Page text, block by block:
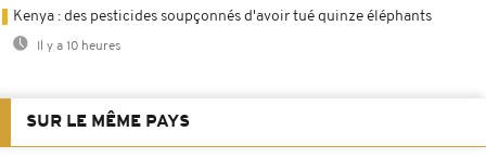
Kenya : des pesticides soupçonnés d'avoir tué quinze éléphants
Il y a 10 heures
SUR LE MÊME PAYS